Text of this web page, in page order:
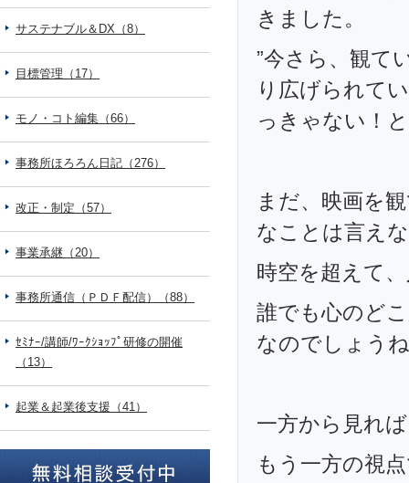
きました。
”今さら、観て
り広げられて
っきゃない！
まだ、映画を
なことは言え
時空を超えて
誰でも心のど
なのでしょう
一方から見れ
もう一方の視
サステナブル＆DX（8）
目標管理（17）
モノ・コト編集（66）
事務所ほろろん日記（276）
改正・制定（57）
事業承継（20）
事務所通信（ＰＤＦ配信）（88）
ｾﾐﾅｰ/講師/ﾜｰｸｼｮｯﾌﾟ研修の開催
（13）
起業＆起業後支援（41）